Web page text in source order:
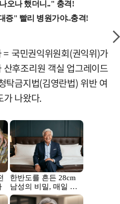
국민권익위원회(권익위)가
후조리원 객실 업그레이드
탁금지법(김영란법) 위반 여
가 나왔다.